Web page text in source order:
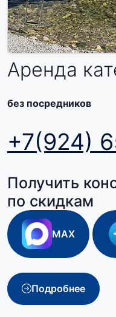
Аренда
без посредников
+7(924)
Получить
по скидкам
MAX
Подробнее